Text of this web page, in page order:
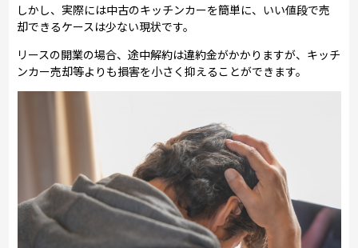
しかし、実際には中古のキッチンカーを簡単に、いい値段で売
却できるケースは少ない現状です。
リースの開業の場合、途中解約は違約金がかかりますが、キッチ
ンカー売却等よりも損害を小さく抑えることができます。